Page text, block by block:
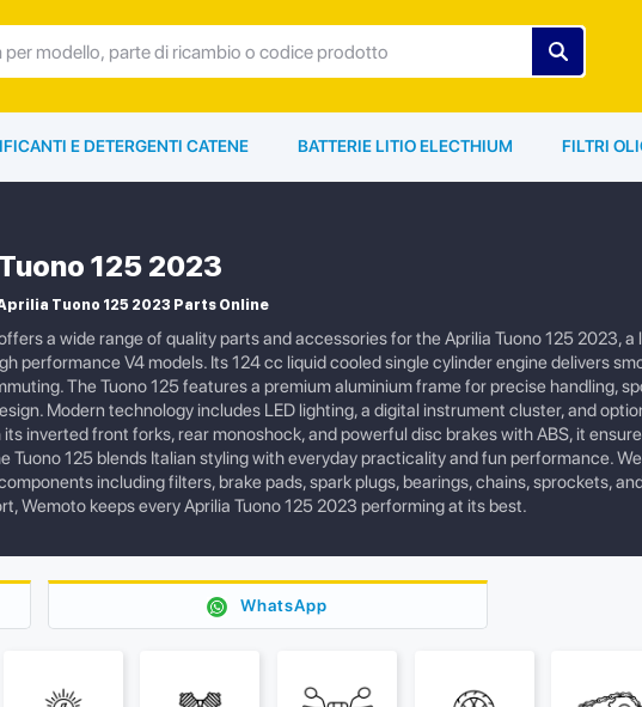
E DETERGENTI CATENE BATTERIE LITIO ELECTHIUM FILTRI
125 2023
Tuono 125 2023 Parts Online
a wide range of quality parts and accessories for the Aprilia Tuono 125 2023,
performance V4 models. Its 124 cc liquid cooled single cylinder engine delivers
The Tuono 125 features a premium aluminium frame for precise handling,
Modern technology includes LED lighting, a digital instrument cluster, and
inverted front forks, rear monoshock, and powerful disc brakes with ABS, it
Tuono 125 blends Italian styling with everyday practicality and fun performance.
including filters, brake pads, spark plugs, bearings, chains, sprockets,
Wemoto keeps every Aprilia Tuono 125 2023 performing at its best.
WhatsApp